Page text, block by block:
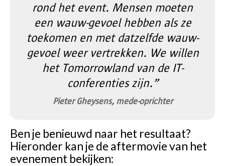
rond het event. Mensen moeten
een wauw-gevoel hebben als ze
toekomen en met datzelfde wauw-
gevoel weer vertrekken. We willen
het Tomorrowland van de IT-
conferenties zijn.”
Pieter Gheysens, mede-oprichter
Ben je benieuwd naar het resultaat?
Hieronder kan je de aftermovie van het
evenement bekijken: